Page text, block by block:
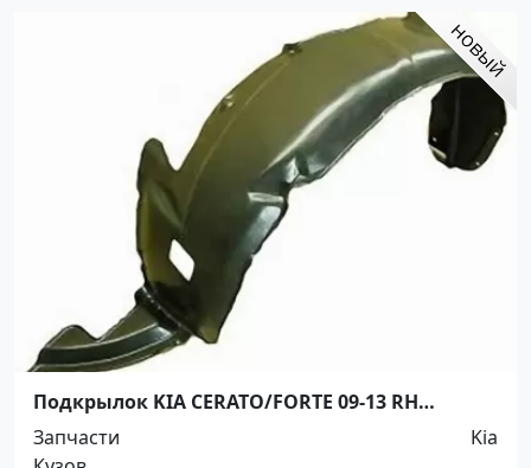
Подкрылок KIA CERATO/FORTE 09-13 RH
Краснодар
Запчасти
Kia